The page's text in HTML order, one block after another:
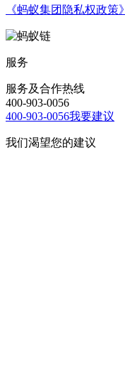
《蚂蚁集团隐私权政策》
服务
服务及合作热线
400-903-0056
400-903-0056我要建议
我们渴望您的建议